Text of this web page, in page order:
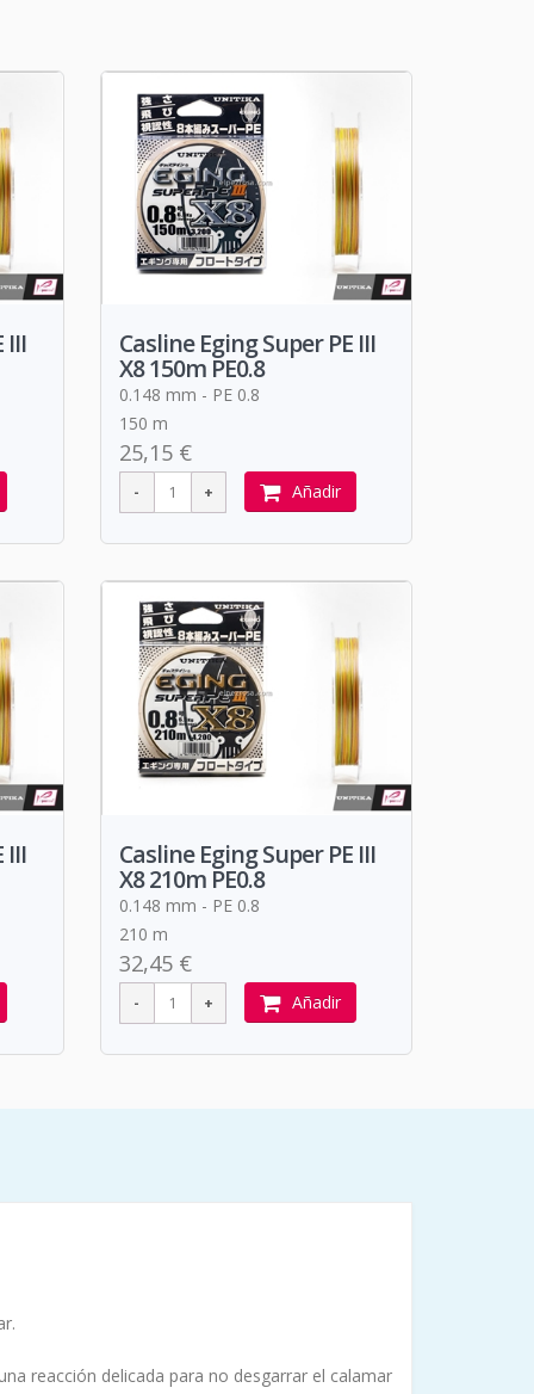
III Casline Eging Super PE III
X8 150m PE0.8
0.148 mm - PE 0.8
150 m
25,15 €
Añadir
III Casline Eging Super PE III
X8 210m PE0.8
0.148 mm - PE 0.8
210 m
32,45 €
Añadir
reacción delicada para no desgarrar el calamar